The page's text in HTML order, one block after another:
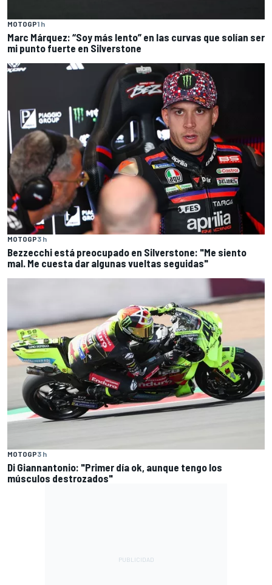
MOTOGP1 h
Marc Márquez: “Soy más lento” en las curvas que solían ser
mi punto fuerte en Silverstone
MOTOGP3 h
Bezzecchi está preocupado en Silverstone: "Me siento
mal. Me cuesta dar algunas vueltas seguidas"
MOTOGP3 h
Di Giannantonio: "Primer día ok, aunque tengo los
músculos destrozados"